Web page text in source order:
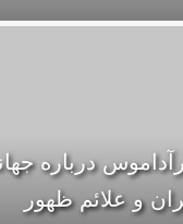
درباره
و علائم ظهور